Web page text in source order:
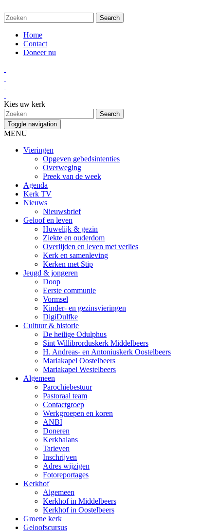
Home
Contact
Doneer nu
Kies uw kerk
Toggle navigation
MENU
Vieringen
Opgeven gebedsintenties
Overweging
Preek van de week
Agenda
Kerk TV
Nieuws
Nieuwsbrief
Geloof en leven
Huwelijk & gezin
Ziekte en ouderdom
Overlijden en leven met verlies
Kerk en samenleving
Kerken met Stip
Jeugd & jongeren
Doop
Eerste communie
Vormsel
Kinder- en gezinsvieringen
DigiDulfke
Cultuur & historie
De heilige Odulphus
Sint Willibrorduskerk Middelbeers
H. Andreas- en Antoniuskerk Oostelbeers
Mariakapel Oostelbeers
Mariakapel Westelbeers
Algemeen
Parochiebestuur
Pastoraal team
Contactgroep
Werkgroepen en koren
ANBI
Doneren
Kerkbalans
Tarieven
Inschrijven
Adres wijzigen
Fotoreportages
Kerkhof
Algemeen
Kerkhof in Middelbeers
Kerkhof in Oostelbeers
Groene kerk
Geloofscursus